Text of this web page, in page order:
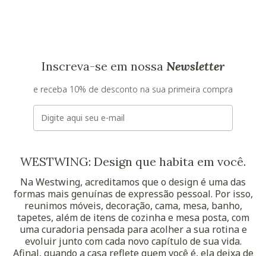
Inscreva-se em nossa Newsletter
e receba 10% de desconto na sua primeira compra
E-mail
WESTWING: Design que habita em você.
Na Westwing, acreditamos que o design é uma das
formas mais genuínas de expressão pessoal. Por isso,
reunimos móveis, decoração, cama, mesa, banho,
tapetes, além de itens de cozinha e mesa posta, com
uma curadoria pensada para acolher a sua rotina e
evoluir junto com cada novo capítulo de sua vida.
Afinal, quando a casa reflete quem você é, ela deixa de